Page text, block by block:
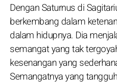
Dengan Saturnus di
berkembang dalam
dalam hidupnya. Dia
semangat yang tak
kesenangan yang
Semangatnya yang